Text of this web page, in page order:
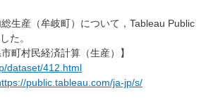
生産（牟岐町）について，Tableau Public
た。
町村民経済計算（生産）】
dataset/412.html
public.tableau.com/ja-jp/s/